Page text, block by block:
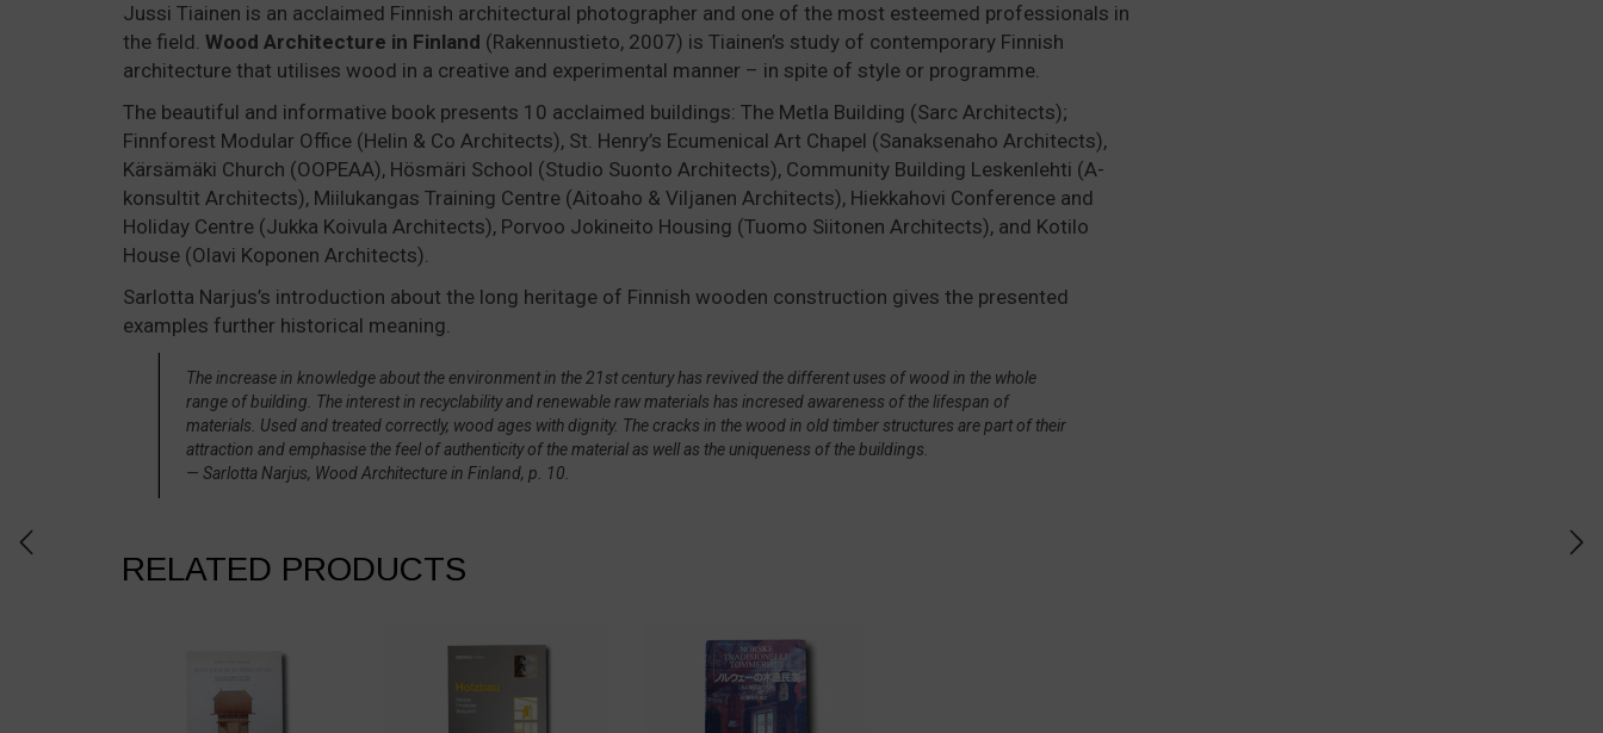
Jussi Tiainen is an acclaimed Finnish architectural photographer and one of the most esteemed professionals in
the field. Wood Architecture in Finland (Rakennustieto, 2007) is Tiainen’s study of contemporary Finnish
architecture that utilises wood in a creative and experimental manner – in spite of style or programme.
The beautiful and informative book presents 10 acclaimed buildings: The Metla Building (Sarc Architects);
Finnforest Modular Office (Helin & Co Architects), St. Henry’s Ecumenical Art Chapel (Sanaksenaho Architects),
Kärsämäki Church (OOPEAA), Hösmäri School (Studio Suonto Architects), Community Building Leskenlehti (A-
konsultit Architects), Miilukangas Training Centre (Aitoaho & Viljanen Architects), Hiekkahovi Conference and
Holiday Centre (Jukka Koivula Architects), Porvoo Jokineito Housing (Tuomo Siitonen Architects), and Kotilo
House (Olavi Koponen Architects).
Sarlotta Narjus’s introduction about the long heritage of Finnish wooden construction gives the presented
examples further historical meaning.
The increase in knowledge about the environment in the 21st century has revived the different uses of wood in the whole
range of building. The interest in recyclability and renewable raw materials has incresed awareness of the lifespan of
materials. Used and treated correctly, wood ages with dignity. The cracks in the wood in old timber structures are part of their
attraction and emphasise the feel of authenticity of the material as well as the uniqueness of the buildings.
— Sarlotta Narjus, Wood Architecture in Finland, p. 10.
RELATED PRODUCTS